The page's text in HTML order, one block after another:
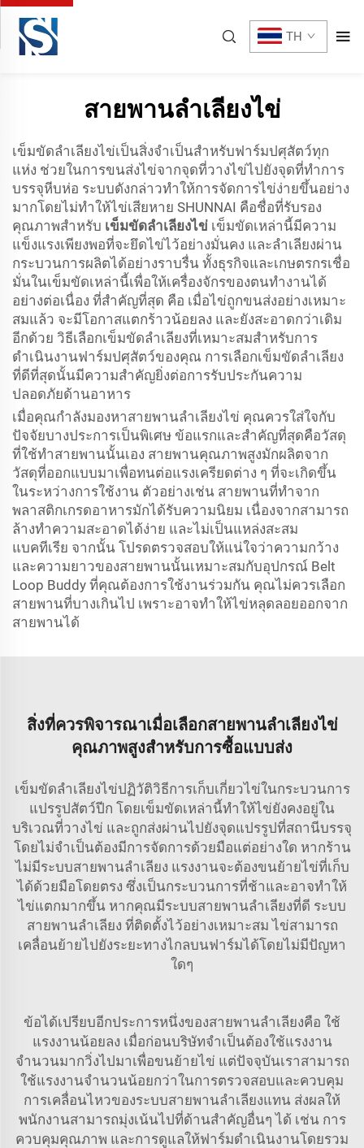
TH
สายพานลำเลียงไข่
เข็มขัดลำเลียงไข่เป็นสิ่งจำเป็นสำหรับฟาร์มปศุสัตว์ทุก
แห่ง ช่วยในการขนส่งไข่จากจุดที่วางไข่ไปยังจุดที่ทำการ
บรรจุหีบห่อ ระบบดังกล่าวทำให้การจัดการไข่ง่ายขึ้นอย่าง
มากโดยไม่ทำให้ไข่เสียหาย SHUNNAI คือชื่อที่รับรอง
คุณภาพสำหรับ เข็มขัดลำเลียงไข่ เข็มขัดเหล่านี้มีความ
แข็งแรงเพียงพอที่จะยึดไข่ไว้อย่างมั่นคง และลำเลียงผ่าน
กระบวนการผลิตได้อย่างราบรื่น ทั้งธุรกิจและเกษตรกรเชื่อ
มั่นในเข็มขัดเหล่านี้เพื่อให้เครื่องจักรของตนทำงานได้
อย่างต่อเนื่อง ที่สำคัญที่สุด คือ เมื่อไข่ถูกขนส่งอย่างเหมาะ
สมแล้ว จะมีโอกาสแตกร้าวน้อยลง และยังสะอาดกว่าเดิม
อีกด้วย วิธีเลือกเข็มขัดลำเลียงที่เหมาะสมสำหรับการ
ดำเนินงานฟาร์มปศุสัตว์ของคุณ การเลือกเข็มขัดลำเลียง
ที่ดีที่สุดนั้นมีความสำคัญยิ่งต่อการรับประกันความ
ปลอดภัยด้านอาหาร
เมื่อคุณกำลังมองหาสายพานลำเลียงไข่ คุณควรใส่ใจกับ
ปัจจัยบางประการเป็นพิเศษ ข้อแรกและสำคัญที่สุดคือวัสดุ
ที่ใช้ทำสายพานนั้นเอง สายพานคุณภาพสูงมักผลิตจาก
วัสดุที่ออกแบบมาเพื่อทนต่อแรงเครียดต่าง ๆ ที่จะเกิดขึ้น
ในระหว่างการใช้งาน ตัวอย่างเช่น สายพานที่ทำจาก
พลาสติกเกรดอาหารมักได้รับความนิยม เนื่องจากสามารถ
ล้างทำความสะอาดได้ง่าย และไม่เป็นแหล่งสะสม
แบคทีเรีย จากนั้น โปรดตรวจสอบให้แน่ใจว่าความกว้าง
และความยาวของสายพานนั้นเหมาะสมกับอุปกรณ์ Belt
Loop Buddy ที่คุณต้องการใช้งานร่วมกัน คุณไม่ควรเลือก
สายพานที่บางเกินไป เพราะอาจทำให้ไข่หลุดลอยออกจาก
สายพานได้
สิ่งที่ควรพิจารณาเมื่อเลือกสายพานลำเลียงไข่
คุณภาพสูงสำหรับการซื้อแบบส่ง
เข็มขัดลำเลียงไข่ปฏิวัติวิธีการเก็บเกี่ยวไข่ในกระบวนการ
แปรรูปสัตว์ปีก โดยเข็มขัดเหล่านี้ทำให้ไข่ยังคงอยู่ใน
บริเวณที่วางไข่ และถูกส่งผ่านไปยังจุดแปรรูปที่สถานีบรรจุ
โดยไม่จำเป็นต้องมีการจัดการด้วยมือแต่อย่างใด หากร้าน
ไม่มีระบบสายพานลำเลียง แรงงานจะต้องขนย้ายไข่ที่เก็บ
ได้ด้วยมือโดยตรง ซึ่งเป็นกระบวนการที่ช้าและอาจทำให้
ไข่แตกมากขึ้น หากคุณมีระบบสายพานลำเลียงที่ดี ระบบ
สายพานลำเลียง ที่ติดตั้งไว้อย่างเหมาะสม ไข่สามารถ
เคลื่อนย้ายไปยังระยะทางไกลบนฟาร์มได้โดยไม่มีปัญหา
ใดๆ
ข้อได้เปรียบอีกประการหนึ่งของสายพานลำเลียงคือ ใช้
แรงงานน้อยลง เมื่อก่อนบริษัทจำเป็นต้องใช้แรงงาน
จำนวนมากวิ่งไปมาเพื่อขนย้ายไข่ แต่ปัจจุบันเราสามารถ
ใช้แรงงานจำนวนน้อยกว่าในการตรวจสอบและควบคุม
การเคลื่อนไหวของระบบสายพานลำเลียงแทน ส่งผลให้
พนักงานสามารถมุ่งเน้นไปที่ด้านสำคัญอื่นๆ ได้ เช่น การ
ควบคุมคุณภาพ และการดูแลให้ฟาร์มดำเนินงานโดยรวม